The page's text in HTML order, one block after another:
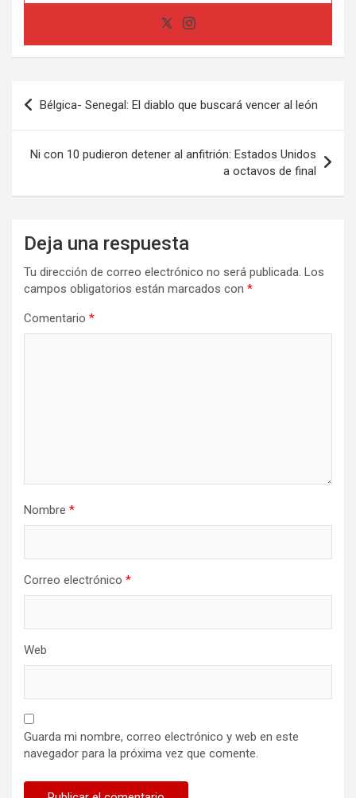
Navegación
de
entradas
Bélgica- Senegal: El diablo que buscará vencer al león
Ni con 10 pudieron detener al anfitrión: Estados Unidos
a octavos de final
Deja una respuesta
Tu dirección de correo electrónico no será publicada. Los
campos obligatorios están marcados con *
Comentario *
Nombre *
Correo electrónico *
Web
Guarda mi nombre, correo electrónico y web en este
navegador para la próxima vez que comente.